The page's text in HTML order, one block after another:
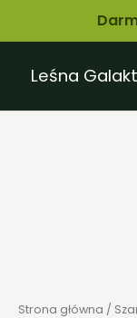
Leśna
Strona główna /
Kremie